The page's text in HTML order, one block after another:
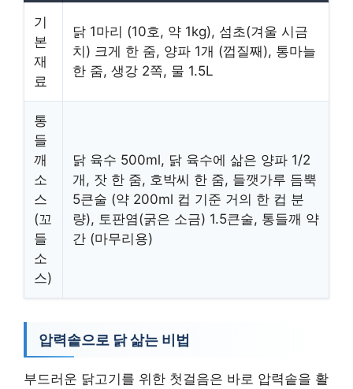
기
본
재
료
닭 1마리 (10호, 약 1kg), 섬초(겨울 시금
치) 크게 한 줌, 양파 1개 (껍질째), 통마늘
한 줌, 생강 2쪽, 물 1.5L
통
들
깨
소
스
(꼬
들
소
스)
닭 육수 500ml, 닭 육수에 삶은 양파 1/2
개, 잣 한 줌, 호박씨 한 줌, 들깻가루 듬뿍
5큰술 (약 200ml 컵 기준 거의 한 컵 분
량), 토판염(굵은 소금) 1.5큰술, 통들깨 약
간 (마무리용)
압력솥으로 닭 삶는 비법
부드러운 닭고기를 위한 첫걸음은 바로 압력솥을 활